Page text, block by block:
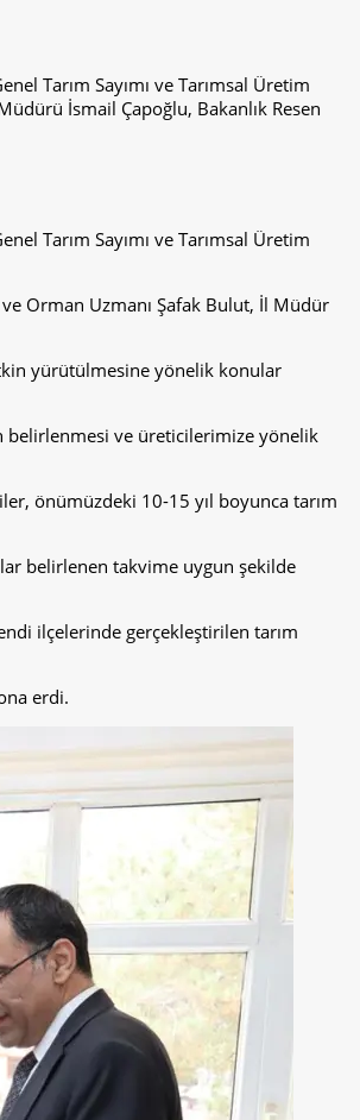
Tarım Sayımı ve Tarımsal Üretim
İsmail Çapoğlu, Bakanlık Resen
Tarım Sayımı ve Tarımsal Üretim
Orman Uzmanı Şafak Bulut, İl Müdür
yürütülmesine yönelik konular
belirlenmesi ve üreticilerimize yönelik
önümüzdeki 10-15 yıl boyunca tarım
belirlenen takvime uygun şekilde
ilçelerinde gerçekleştirilen tarım
erdi.